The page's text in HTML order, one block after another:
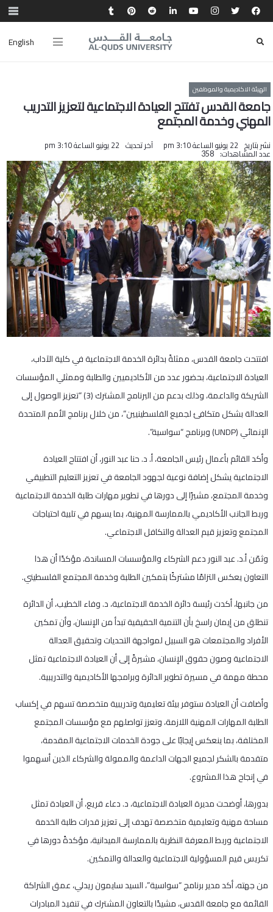
English
الهيئة الاكاديمية والموظفين
جامعة القدس تفتتح العيادة الاجتماعية لتعزيز التدريب
المهني وخدمة المجتمع
نشر بتاريخ 22 يونيو الساعة 3:10 pm آخر تحديث 22 يونيو الساعة 3:10 pm
عدد المشاهدات: 358
افتتحت جامعة القدس، ممثلةً بدائرة الخدمة الاجتماعية في كلية الآداب،
العيادة الاجتماعية، بحضور عدد من الأكاديميين والطلبة وممثلي المؤسسات
الشريكة والداعمة، وذلك بدعم من البرنامج المشترك (3) “تعزيز الوصول إلى
العدالة بشكل متكافئ لجميع الفلسطينيين”، من خلال برنامج الأمم المتحدة
الإنمائي (UNDP) وبرنامج “سواسية”.
وأكد القائم بأعمال رئيس الجامعة، أ. د. حنا عبد النور، أن افتتاح العيادة
الاجتماعية يشكل إضافة نوعية لجهود الجامعة في تعزيز التعليم التطبيقي
وخدمة المجتمع، مشيرًا إلى دورها في تطوير مهارات طلبة الخدمة الاجتماعية
وربط الجانب الأكاديمي بالممارسة المهنية، بما يسهم في تلبية احتياجات
المجتمع وتعزيز قيم العدالة والتكافل الاجتماعي.
وثمّن أ.د. عبد النور دعم الشركاء والمؤسسات المساندة، مؤكدًا أن هذا
التعاون يعكس التزامًا مشتركًا بتمكين الطلبة وخدمة المجتمع الفلسطيني.
من جانبها، أكدت رئيسة دائرة الخدمة الاجتماعية، د. وفاء الخطيب، أن الدائرة
تنطلق من إيمان راسخ بأن التنمية الحقيقية تبدأ من الإنسان، وأن تمكين
الأفراد والمجتمعات هو السبيل لمواجهة التحديات وتحقيق العدالة
الاجتماعية وصون حقوق الإنسان، مشيرةً إلى أن العيادة الاجتماعية تمثل
محطة مهمة في مسيرة تطوير الدائرة وبرامجها الأكاديمية والتدريبية.
وأضافت أن العيادة ستوفر بيئة تعليمية وتدريبية متخصصة تسهم في إكساب
الطلبة المهارات المهنية اللازمة، وتعزز تواصلهم مع مؤسسات المجتمع
المختلفة، بما ينعكس إيجابًا على جودة الخدمات الاجتماعية المقدمة،
متقدمة بالشكر لجميع الجهات الداعمة والممولة والشركاء الذين أسهموا
في إنجاح هذا المشروع.
بدورها، أوضحت مديرة العيادة الاجتماعية، د. دعاء قريع، أن العيادة تمثل
مساحة مهنية وتعليمية متخصصة تهدف إلى تعزيز قدرات طلبة الخدمة
الاجتماعية وربط المعرفة النظرية بالممارسة الميدانية، مؤكدةً دورها في
تكريس قيم المسؤولية الاجتماعية والعدالة والتمكين.
من جهته، أكد مدير برنامج “سواسية”، السيد سايمون ريدلي، عمق الشراكة
القائمة مع جامعة القدس، مشيدًا بالتعاون المشترك في تنفيذ المبادرات